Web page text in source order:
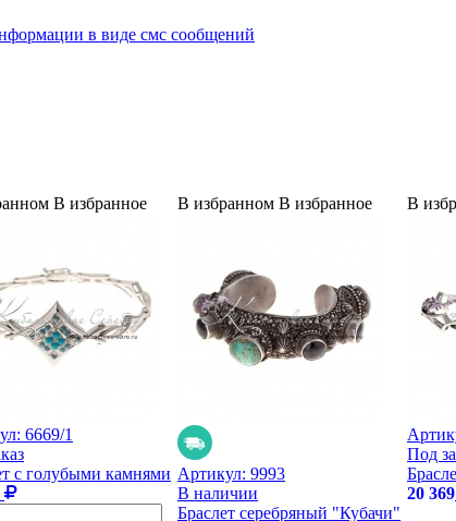
в виде смс сообщений
В избранное
6669/1
с голубыми камнями
В избранном В избранное
Артикул: 9993
В наличии
Браслет серебряный "Кубачи"
В
Под
20 369